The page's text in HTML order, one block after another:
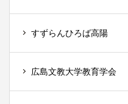
すずらんひろば高陽
広島文教大学教育学会